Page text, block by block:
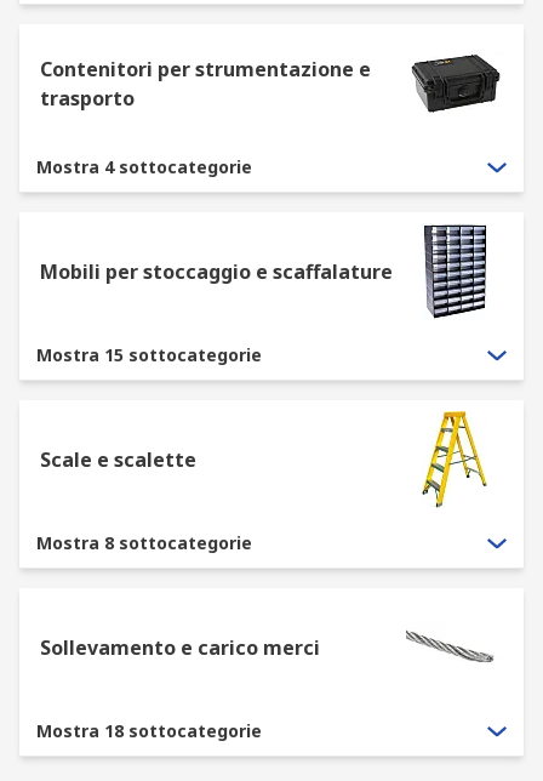
Contenitori per strumentazione e
trasporto
Mostra 4 sottocategorie
Mobili per stoccaggio e scaffalature
Mostra 15 sottocategorie
Scale e scalette
Mostra 8 sottocategorie
Sollevamento e carico merci
Mostra 18 sottocategorie